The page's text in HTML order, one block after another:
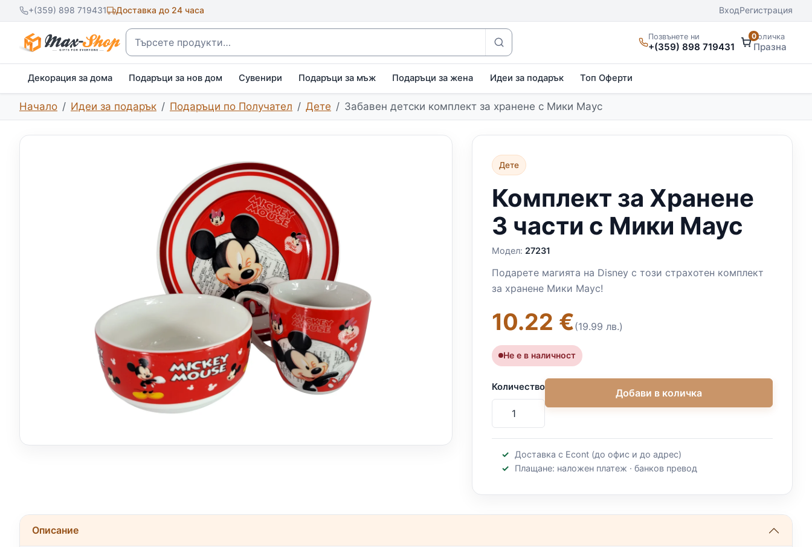
+(359) 898 719431 Доставка до 24 часа ВходРегистрация
Търсене Позвънете ни
+(359) 898 719431
0Количка
Празна
Декорация за дома Подаръци за нов дом Сувенири Подаръци за мъж Подаръци за жена Идеи за подарък Топ Оферти
Начало Идеи за подарък Подаръци по Получател Дете Забавен детски комплект за хранене с Мики Маус
Дете
Комплект за Хранене
3 части с Мики Маус
Модел: 27231
Подарете магията на Disney с този страхотен комплект
за хранене Мики Маус!
10.22 €(19.99 лв.)
Не е в наличност
Количество Добави в количка
Доставка с Econt (до офис и до адрес)
Плащане: наложен платеж · банков превод
Описание